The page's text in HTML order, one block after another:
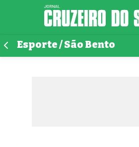
Esporte / São Bento